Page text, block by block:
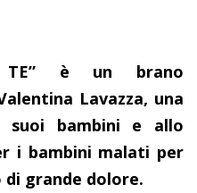
TE” è un brano
Lavazza, una
suoi bambini e allo
i bambini malati per
grande dolore.